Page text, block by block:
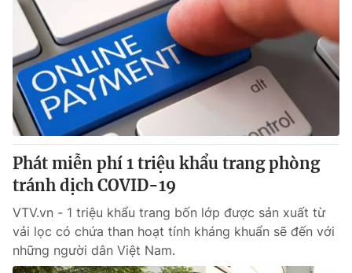
Phát miễn phí 1 triệu khẩu trang phòng
tránh dịch COVID-19
VTV.vn - 1 triệu khẩu trang bốn lớp được sản xuất từ
vải lọc có chứa than hoạt tính kháng khuẩn sẽ đến với
những người dân Việt Nam.